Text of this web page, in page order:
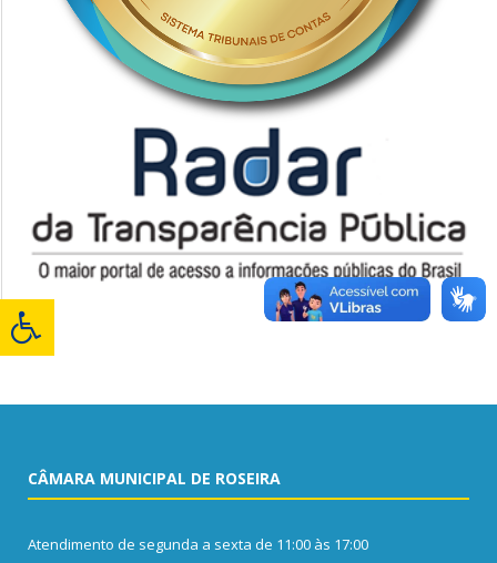
CÂMARA MUNICIPAL DE ROSEIRA
Atendimento de segunda a sexta de 11:00 às 17:00